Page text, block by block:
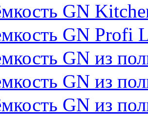
GN
GN Profi
GN из
GN из
GN из